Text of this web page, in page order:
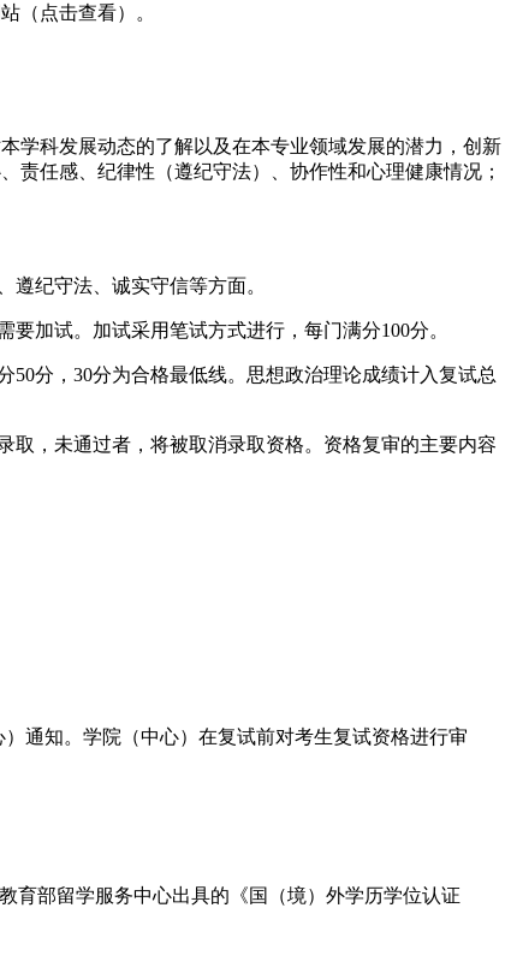
（点击查看）。
学科发展动态的了解以及在本专业领域发展的潜力，创新
任感、纪律性（遵纪守法）、协作性和心理健康情况；
纪守法、诚实守信等方面。
加试。加试采用笔试方式进行，每门满分100分。
分，30分为合格最低线。思想政治理论成绩计入复试总
取，未通过者，将被取消录取资格。资格复审的主要内容
通知。学院（中心）在复试前对考生复试资格进行审
育部留学服务中心出具的《国（境）外学历学位认证